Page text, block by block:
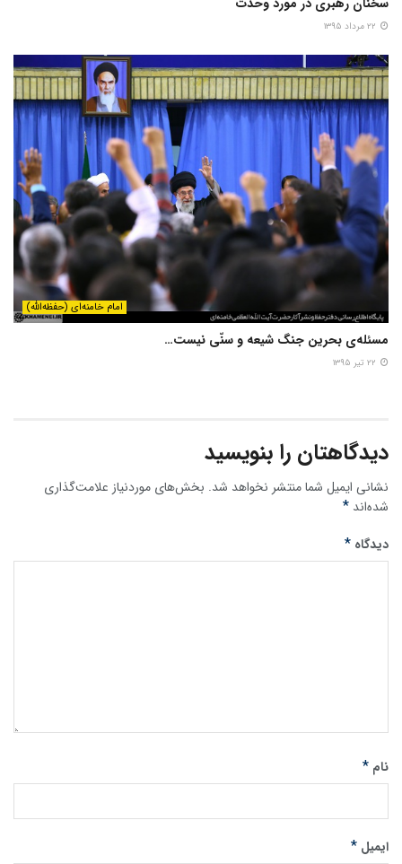
امام خامنه‌ای (حفظه‌الله)
مسئله‌ی بحرین جنگ شیعه و سنّی نیست…
دیدگاهتان را بنویسید
نشانی ایمیل شما منتشر نخواهد شد. بخش‌های موردنیاز علامت‌گذاری
شده‌اند *
دیدگاه *
نام *
ایمیل *